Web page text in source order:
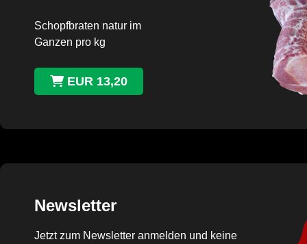
Schopfbraten natur im
Ganzen pro kg
EUR 13,20
Newsletter
Jetzt zum Newsletter anmelden und keine